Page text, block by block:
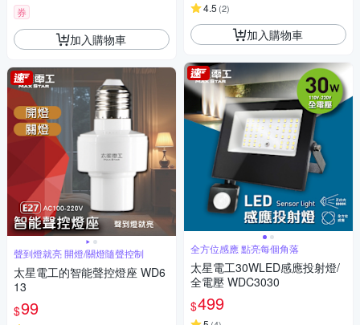
券
加入購物車
聲到燈就亮 開燈/關燈隨聲控制
太星電工的智能聲控燈座 WD6
13
$99
4.5 (2)
加入購物車
全方位感應 點亮每個角落
太星電工30WLED感應投射燈/
全電壓 WDC3030
$499